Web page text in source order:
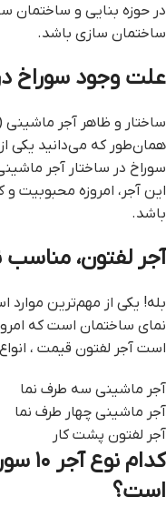
در حوزه بنایی و ساختمان
ساختمان سازی باشد.
علت وجود سوراخ
ساختار و ظاهر آجر
همان‌طور که می‌دانید یکی
سوراخ در ساختار آجر
این آجر، امروزه محبوبیت
باشد.
آجر لفتون،
بله! یکی از مهم‌ترین موارد
نمای ساختمان است که
است آجر لفتون قيمت ،
آجر ماشینی سه طرف نما
آجر ماشینی چهار طرف نما
آجر لفتون پشت کار
است؟